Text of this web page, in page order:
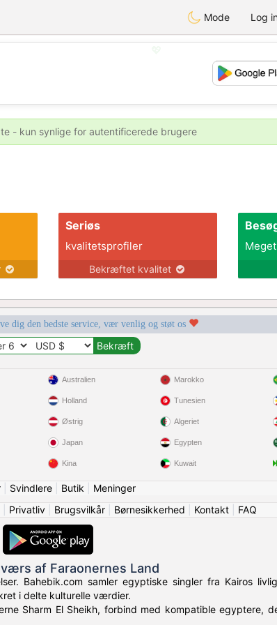
Mode Log
- kun synlige for autentificerede brugere
Seriøs
kvalitetsprofiler
Bekræftet kvalitet
dig den bedste service, vær venlig og støt os
Australien
Holland
Østrig
Japan
Kina
Marokko
Tunesien
Algeriet
Egypten
Kuwait
| Svindlere| Butik
Meninger
Privatliv Brugsvilkår Børnesikkerhed Kontakt FAQ
af Faraonernes Land
Bahebik.com samler egyptiske singler fra Kairos
i delte kulturelle værdier.
Sharm El Sheikh, forbind med kompatible egyptere,